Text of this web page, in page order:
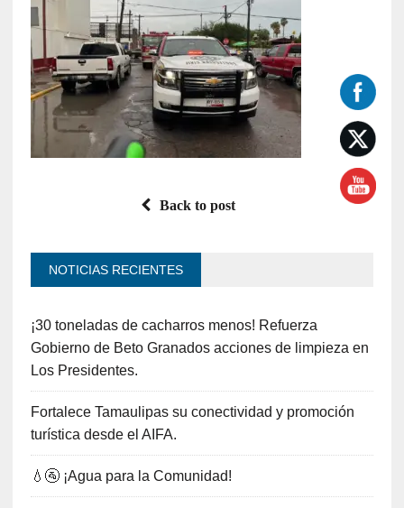
Back to post
NOTICIAS RECIENTES
¡30 toneladas de cacharros menos! Refuerza
Gobierno de Beto Granados acciones de limpieza en
Los Presidentes.
Fortalece Tamaulipas su conectividad y promoción
turística desde el AIFA.
💧🚰 ¡Agua para la Comunidad!